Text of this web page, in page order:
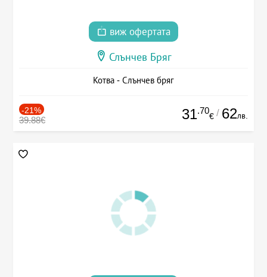
виж офертата
Слънчев Бряг
Котва - Слънчев бряг
-21%
39.88€ 31.70
€ / 62лв.